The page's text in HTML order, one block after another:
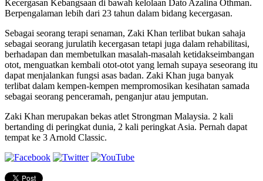
Kecergasan Kebangsaan di bawah kelolaan Dato Azalina Othman.
Berpengalaman lebih dari 23 tahun dalam bidang kecergasan.
Sebagai seorang terapi senaman, Zaki Khan terlibat bukan sahaja
sebagai seorang jurulatih kecergasan tetapi juga dalam rehabilitasi,
berhadapan dan membetulkan masalah-masalah ketidakseimbangan
otot, menguatkan kembali otot-otot yang lemah supaya seseorang itu
dapat menjalankan fungsi asas badan. Zaki Khan juga banyak
terlibat dalam kempen-kempen mempromosikan kesihatan samada
sebagai seorang penceramah, penganjur atau jemputan.
Zaki Khan merupakan bekas atlet Strongman Malaysia. 2 kali
bertanding di peringkat dunia, 2 kali peringkat Asia. Pernah dapat
tempat ke 3 Arnold Classic.